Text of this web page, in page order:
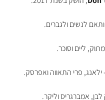
לנשים ולגברים.
ליים וסוכר.
פרי התאווה ואפרסק.
אמברגריס וליקר.